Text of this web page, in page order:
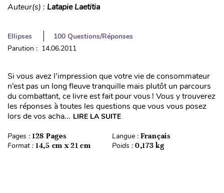
Auteur(s) : Latapie Laetitia
Ellipses
100 Questions/Réponses
Parution : 14.06.2011
Si vous avez l’impression que votre vie de consommateur
n’est pas un long fleuve tranquille mais plutôt un parcours
du combattant, ce livre est fait pour vous ! Vous y trouverez
les réponses à toutes les questions que vous vous posez
lors de vos acha... LIRE LA SUITE
Pages : 128 Pages Langue : Français
Format : 14,5 cm x 21 cm Poids : 0,173 kg